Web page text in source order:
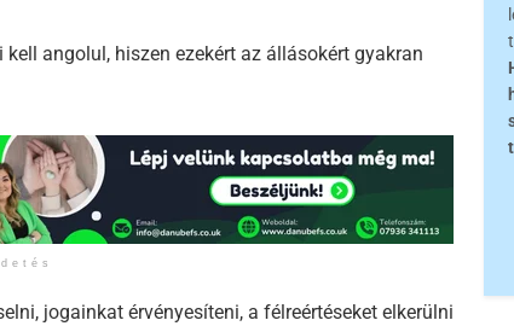
angolul, hiszen ezekért az állásokért gyakran
jogainkat érvényesíteni, a félreértéseket elkerülni